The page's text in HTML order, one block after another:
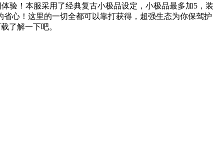
验！本服采用了经典复古小极品设定，小极品最多加5，装
心！这里的一切全都可以靠打获得，超强生态为你保驾护
了解一下吧。